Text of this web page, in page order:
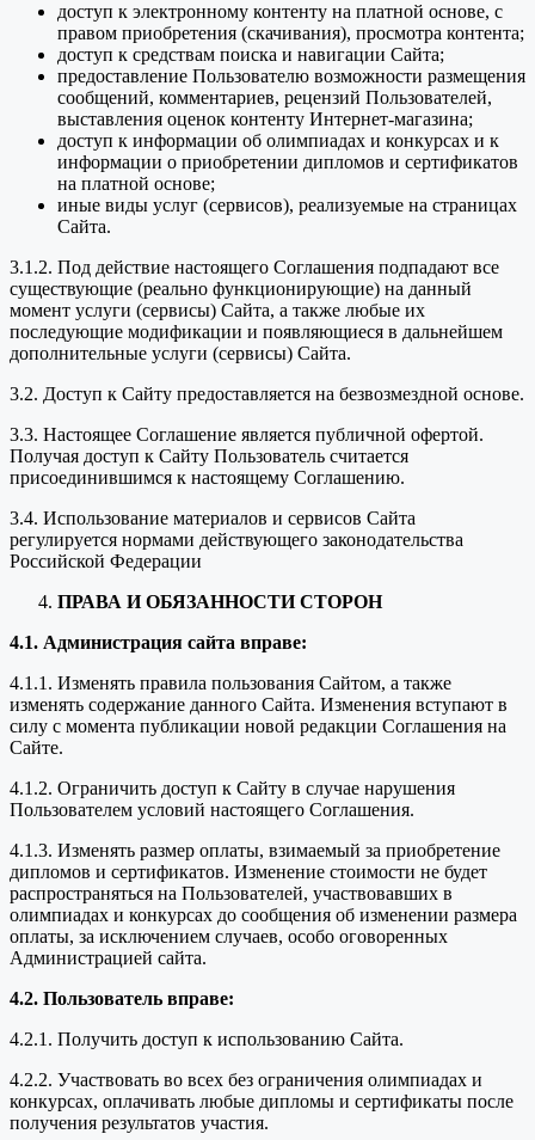
доступ к электронному контенту на платной основе, с
правом приобретения (скачивания), просмотра контента;
доступ к средствам поиска и навигации Сайта;
предоставление Пользователю возможности размещения
сообщений, комментариев, рецензий Пользователей,
выставления оценок контенту Интернет-магазина;
доступ к информации об олимпиадах и конкурсах и к
информации о приобретении дипломов и сертификатов
на платной основе;
иные виды услуг (сервисов), реализуемые на страницах
Сайта.
3.1.2. Под действие настоящего Соглашения подпадают все
существующие (реально функционирующие) на данный
момент услуги (сервисы) Сайта, а также любые их
последующие модификации и появляющиеся в дальнейшем
дополнительные услуги (сервисы) Сайта.
3.2. Доступ к Сайту предоставляется на безвозмездной основе.
3.3. Настоящее Соглашение является публичной офертой.
Получая доступ к Сайту Пользователь считается
присоединившимся к настоящему Соглашению.
3.4. Использование материалов и сервисов Сайта
регулируется нормами действующего законодательства
Российской Федерации
ПРАВА И ОБЯЗАННОСТИ СТОРОН
4.1. Администрация сайта вправе:
4.1.1. Изменять правила пользования Сайтом, а также
изменять содержание данного Сайта. Изменения вступают в
силу с момента публикации новой редакции Соглашения на
Сайте.
4.1.2. Ограничить доступ к Сайту в случае нарушения
Пользователем условий настоящего Соглашения.
4.1.3. Изменять размер оплаты, взимаемый за приобретение
дипломов и сертификатов. Изменение стоимости не будет
распространяться на Пользователей, участвовавших в
олимпиадах и конкурсах до сообщения об изменении размера
оплаты, за исключением случаев, особо оговоренных
Администрацией сайта.
4.2. Пользователь вправе:
4.2.1. Получить доступ к использованию Сайта.
4.2.2. Участвовать во всех без ограничения олимпиадах и
конкурсах, оплачивать любые дипломы и сертификаты после
получения результатов участия.